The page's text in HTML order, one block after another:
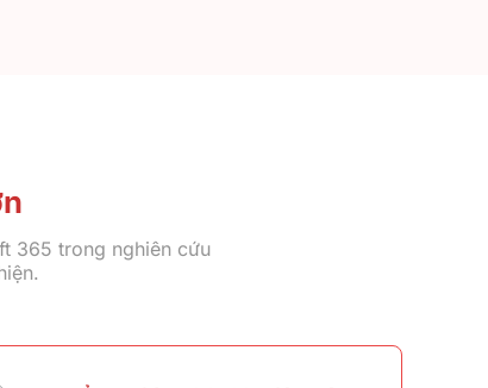
365 trong nghiên cứu